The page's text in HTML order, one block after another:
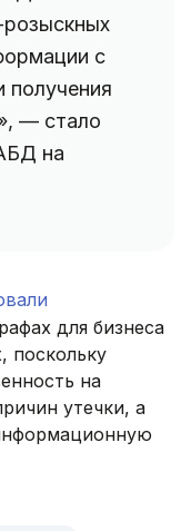
с
получения
— стало
на
для бизнеса
поскольку
на
утечки, а